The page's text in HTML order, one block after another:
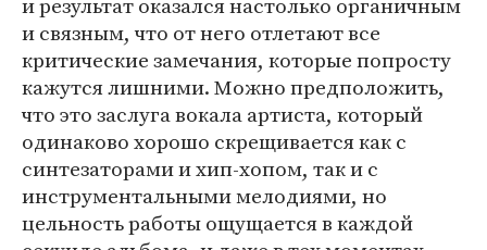
и связным, что от него отлетают все
критические замечания, которые попросту
кажутся лишними. Можно предположить,
что это заслуга вокала артиста, который
одинаково хорошо скрещивается как с
синтезаторами и хип-хопом, так и с
инструментальными мелодиями, но
цельность работы ощущается в каждой